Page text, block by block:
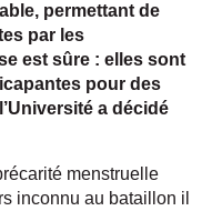
permettant de
par les
est sûre : elles sont
pour des
a décidé
menstruelle
inconnu au bataillon il